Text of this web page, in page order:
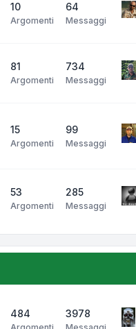
10
Argomenti
64
Messaggi
81
Argomenti
734
Messaggi
15
Argomenti
99
Messaggi
53
Argomenti
285
Messaggi
484 3978